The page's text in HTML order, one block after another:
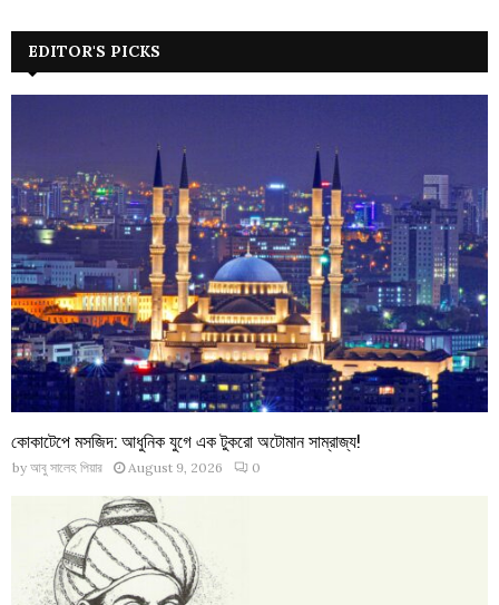
EDITOR'S PICKS
কোকাটেপে মসজিদ: আধুনিক যুগে এক টুকরো অটোমান সাম্রাজ্য!
by আবু সালেহ পিয়ার August 9, 2026 0